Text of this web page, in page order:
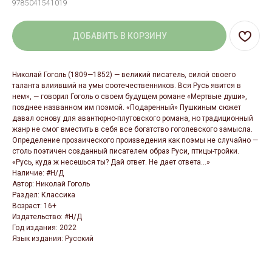
9785041541019
ДОБАВИТЬ В КОРЗИНУ
Николай Гоголь (1809—1852) — великий писатель, силой своего
таланта влиявший на умы соотечественников. Вся Русь явится в
нем», — говорил Гоголь о своем будущем романе «Мертвые души»,
позднее названном им поэмой. «Подаренный» Пушкиным сюжет
давал основу для авантюрно-плутовского романа, но традиционный
жанр не смог вместить в себя все богатство гоголевского замысла.
Определение прозаического произведения как поэмы не случайно —
столь поэтичен созданный писателем образ Руси, птицы-тройки.
«Русь, куда ж несешься ты? Дай ответ. Не дает ответа...»
Наличие: #Н/Д
Автор: Николай Гоголь
Раздел: Классика
Возраст: 16+
Издательство: #Н/Д
Год издания: 2022
Язык издания: Русский